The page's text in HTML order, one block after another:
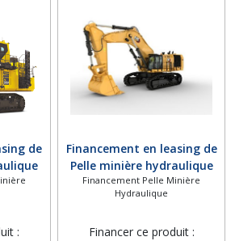
de
11
:
Financement en leasing de
Pelle minière hydraulique
Cat 6015
Financement Pelle Minière
Hydraulique
Financer ce produit :